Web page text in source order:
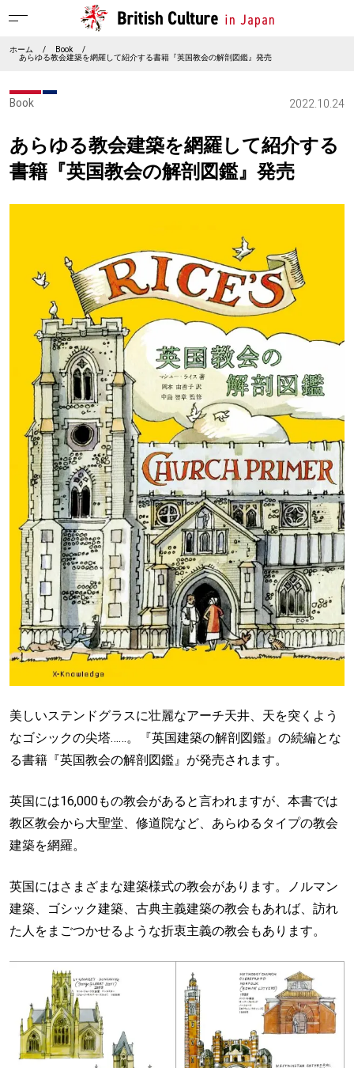
ホーム / Book /
あらゆる教会建築を網羅して紹介する書籍『英国教会の解剖図鑑』発売
Book 2022.10.24
あらゆる教会建築を網羅して紹介する
書籍『英国教会の解剖図鑑』発売
美しいステンドグラスに壮麗なアーチ天井、天を突くよう
なゴシックの尖塔……。『英国建築の解剖図鑑』の続編とな
る書籍『英国教会の解剖図鑑』が発売されます。
英国には16,000もの教会があると言われますが、本書では
教区教会から大聖堂、修道院など、あらゆるタイプの教会
建築を網羅。
英国にはさまざまな建築様式の教会があります。ノルマン
建築、ゴシック建築、古典主義建築の教会もあれば、訪れ
た人をまごつかせるような折衷主義の教会もあります。